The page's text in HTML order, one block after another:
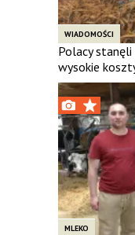
WIADOMOŚCI
Polacy
wysokie
MLEKO